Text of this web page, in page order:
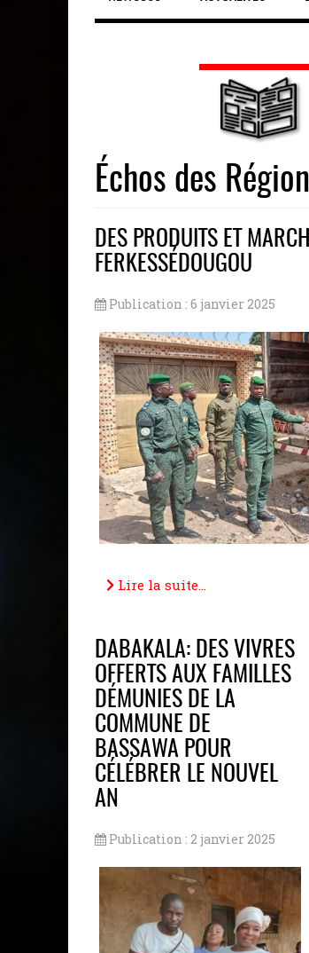
Échos des
DES PRODUITS ET
FERKESSÉDOUGOU
Publication : 6 janvier 2025
Lire la suite...
DABAKALA: DES VIVRES
OFFERTS AUX FAMILLES
DÉMUNIES DE LA
COMMUNE DE
BASSAWA POUR
CÉLÉBRER LE NOUVEL
AN
Publication : 2 janvier 2025